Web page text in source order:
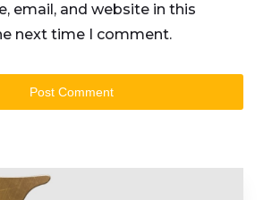
email, and website in this
next time I comment.